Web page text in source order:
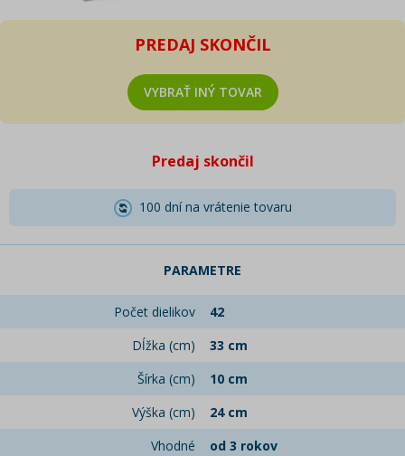
PREDAJ SKONČIL
VYBRAŤ INÝ TOVAR
Predaj skončil
100 dní na vrátenie tovaru
PARAMETRE
Počet dielikov
42
Dĺžka (cm)
33 cm
Šírka (cm)
10 cm
Výška (cm)
24 cm
Vhodné
od 3 rokov